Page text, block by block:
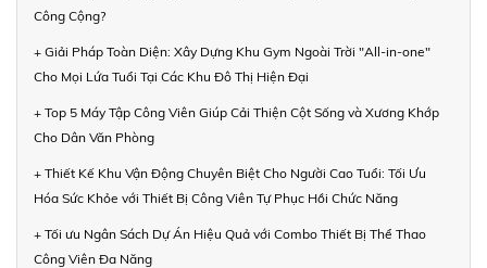
Công Cộng?
+ Giải Pháp Toàn Diện: Xây Dựng Khu Gym Ngoài Trời "All-in-one"
Cho Mọi Lứa Tuổi Tại Các Khu Đô Thị Hiện Đại
+ Top 5 Máy Tập Công Viên Giúp Cải Thiện Cột Sống và Xương Khớp
Cho Dân Văn Phòng
+ Thiết Kế Khu Vận Động Chuyên Biệt Cho Người Cao Tuổi: Tối Ưu
Hóa Sức Khỏe với Thiết Bị Công Viên Tự Phục Hồi Chức Năng
+ Tối ưu Ngân Sách Dự Án Hiệu Quả với Combo Thiết Bị Thể Thao
Công Viên Đa Năng